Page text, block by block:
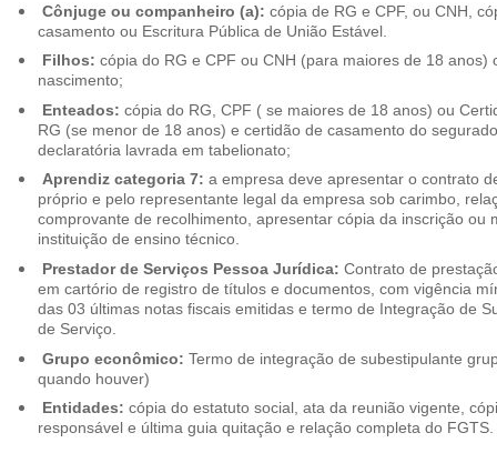
Cônjuge ou companheiro (a): cópia de RG e CPF, ou CNH,
casamento ou Escritura Pública de União Estável.
Filhos: cópia do RG e CPF ou CNH (para maiores de 18 anos)
nascimento;
Enteados: cópia do RG, CPF ( se maiores de 18 anos) ou
RG (se menor de 18 anos) e certidão de casamento do
declaratória lavrada em tabelionato;
Aprendiz categoria 7: a empresa deve apresentar o contrato
próprio e pelo representante legal da empresa sob carimbo,
comprovante de recolhimento, apresentar cópia da inscrição ou
instituição de ensino técnico.
Prestador de Serviços Pessoa Jurídica: Contrato de
em cartório de registro de títulos e documentos, com vigência
das 03 últimas notas fiscais emitidas e termo de Integração de
de Serviço.
Grupo econômico: Termo de integração de subestipulante
quando houver)
Entidades: cópia do estatuto social, ata da reunião vigente,
responsável e última guia quitação e relação completa do FGTS.